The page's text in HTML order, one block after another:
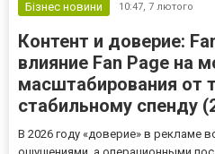
Бізнес новини 10:47, 7 лютого
Контент и доверие:
влияние Fan Page на
масштабирования от
стабильному спенду
В 2026 году «доверие» в рекламе